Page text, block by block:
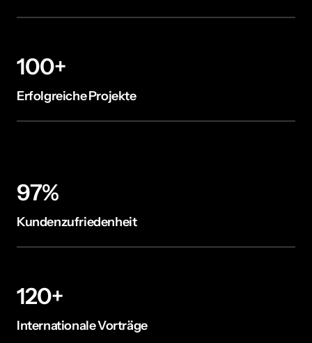
100+
Erfolgreiche Projekte
97%
Kundenzufriedenheit
120+
Internationale Vorträge